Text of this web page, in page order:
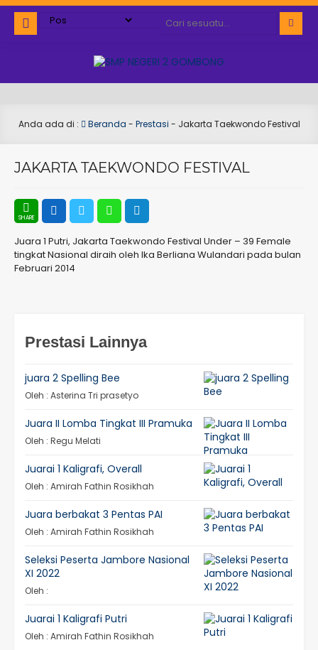
Anda ada di : Beranda - Prestasi - Jakarta Taekwondo Festival
JAKARTA TAEKWONDO FESTIVAL
Juara 1 Putri, Jakarta Taekwondo Festival Under – 39 Female
tingkat Nasional diraih oleh Ika Berliana Wulandari pada bulan
Februari 2014
Prestasi Lainnya
juara 2 Spelling Bee
Oleh : Asterina Tri prasetyo
Juara II Lomba Tingkat III Pramuka
Oleh : Regu Melati
Juarai 1 Kaligrafi, Overall
Oleh : Amirah Fathin Rosikhah
Juara berbakat 3 Pentas PAI
Oleh : Amirah Fathin Rosikhah
Seleksi Peserta Jambore Nasional
XI 2022
Oleh :
Juarai 1 Kaligrafi Putri
Oleh : Amirah Fathin Rosikhah